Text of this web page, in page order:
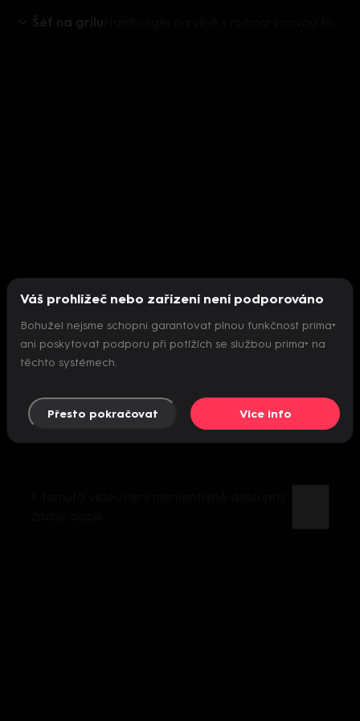
Šéf na grilu
Nepodařilo se inicializovat přehrávač
Váš prohlížeč nebo zařízení není podporováno
Bohužel nejsme schopni garantovat plnou funkčnost prima+
ani poskytovat podporu při potížích se službou prima+ na
těchto systémech.
Přesto pokračovat Více info